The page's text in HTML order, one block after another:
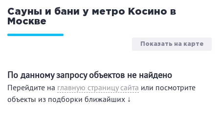
На дровах
Премиум бани
Праздник/Корпоратив
Сауны и бани у метро Косино в
Москве
Показать на карте
По данному запросу объектов не найдено
Перейдите на главную страницу сайта или посмотрите
объекты из подборки ближайших ↓